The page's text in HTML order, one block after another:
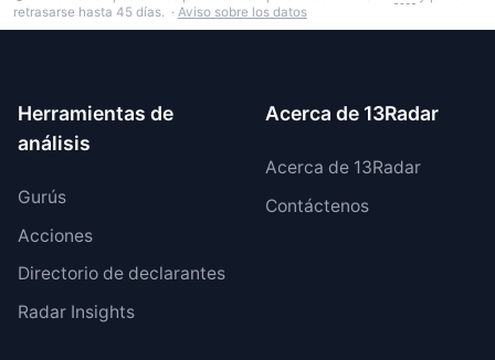
retrasarse hasta 45 días. · Aviso sobre los datos
Herramientas de
análisis
Gurús
Acciones
Directorio de declarantes
Radar Insights
Acerca de 13Radar
Acerca de 13Radar
Contáctenos